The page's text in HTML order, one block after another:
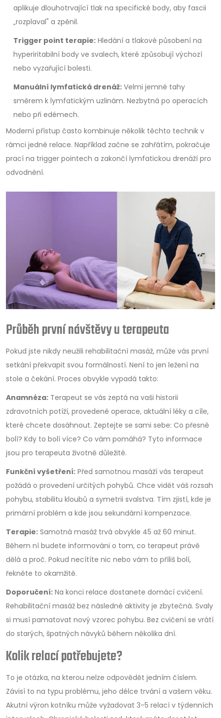
aplikuje dlouhotrvající tlak na specifické body, aby fascii
„rozplaval" a zpěnil.
Trigger point terapie: Hledání a tlakové působení na
hyperiritabilní body ve svalech, které způsobují výchozí
nebo vyzařující bolesti.
Manuální lymfatická drenáž: Velmi jemné tahy
směrem k lymfatickým uzlinám. Nezbytná po operacích
nebo při edémech.
Moderní přístup často kombinuje několik těchto technik v
rámci jedné relace. Například začne se zahřátím, pokračuje
prací na trigger pointech a zakončí lymfatickou drenáží pro
odvodnění.
Průběh první návštěvy u terapeuta
Pokud jste nikdy neužili rehabilitační masáž, může vás první
setkání překvapit svou formálností. Není to jen ležení na
stole a čekání. Proces obvykle vypadá takto:
Anamnéza: Terapeut se vás zeptá na vaši historii
zdravotních potíží, provedené operace, aktuální léky a cíle,
které chcete dosáhnout. Zeptejte se sami sebe: Co přesně
bolí? Kdy to bolí více? Co vám pomáhá? Tyto informace
jsou pro terapeuta životně důležité.
Funkční vyšetření: Před samotnou masáží vás terapeut
požádá o provedení určitých pohybů. Chce vidět váš rozsah
pohybu, stabilitu kloubů a symetrii svalstva. Tím zjistí, kde je
primární problém a kde jsou sekundární kompenzace.
Terapie: Samotná masáž trvá obvykle 45 až 60 minut.
Během ní budete informováni o tom, co terapeut právě
dělá a proč. Pokud necítíte nic nebo vám to příliš bolí,
řekněte to okamžitě.
Doporučení: Na konci relace dostanete domácí cvičení.
Rehabilitační masáž bez následné aktivity je zbytečná. Svaly
si musí pamatovat nový vzorec pohybu. Bez cvičení se vrátí
do starých, špatných návyků během několika dní.
Kolik relací potřebujete?
To je otázka, na kterou nelze odpovědět jedním číslem.
Závisí to na typu problému, jeho délce trvání a vašem věku.
Akutní výron kotníku může vyžadovat 3-5 relací v týdenních